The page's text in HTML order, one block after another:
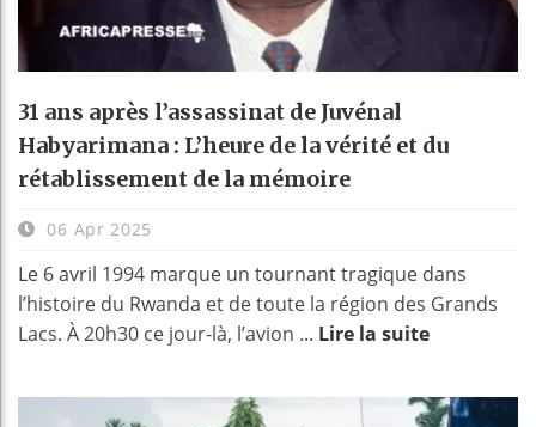
31 ans après l’assassinat de Juvénal
Habyarimana : L’heure de la vérité et du
rétablissement de la mémoire
06 Apr 2025
Le 6 avril 1994 marque un tournant tragique dans
l’histoire du Rwanda et de toute la région des Grands
Lacs. À 20h30 ce jour-là, l’avion ... Lire la suite